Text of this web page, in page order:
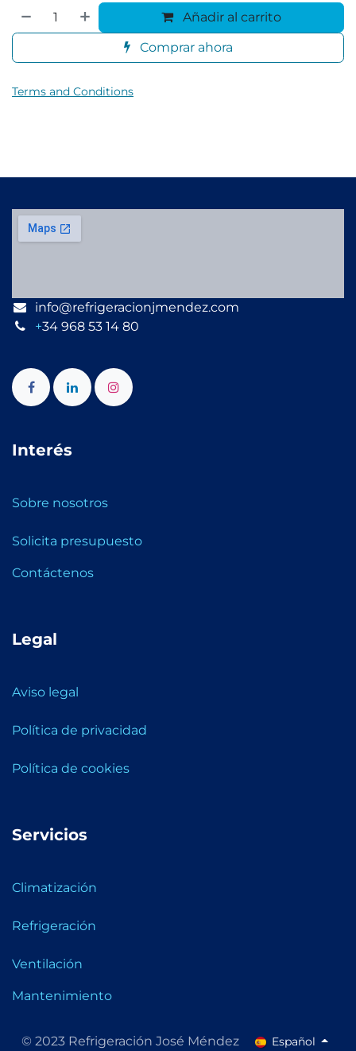
Añadir al carrito
Comprar ahora
Terms and Conditions
info@refrigeracionjmendez.com
+34 968 53 14 80
Interés
Sobre nosotros
Solicita presupuesto
Contáctenos
Legal
Aviso legal
Política de privacidad
Política de cookies
Servicios
Climatización
Refrigeración
Ventilación
Mantenimiento
© 2023 Refrigeración José Méndez Español